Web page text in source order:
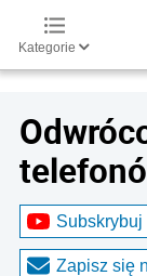
Kategorie
Subskrybuj
Zapisz się